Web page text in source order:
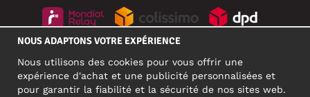
NOUS ADAPTONS VOTRE EXPÉRIENCE
Nous utilisons des cookies pour vous offrir une
expérience d'achat et une publicité personnalisées et
pour garantir la fiabilité et la sécurité de nos sites web.